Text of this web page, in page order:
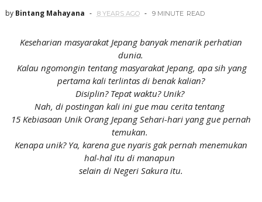
by Bintang Mahayana 8 YEARS AGO 9 MINUTE READ
Keseharian masyarakat Jepang banyak menarik perhatian
dunia.
Kalau ngomongin tentang masyarakat Jepang, apa sih yang
pertama kali terlintas di benak kalian?
Disiplin? Tepat waktu? Unik?
Nah, di postingan kali ini gue mau cerita tentang
15 Kebiasaan Unik Orang Jepang Sehari-hari yang gue pernah
temukan.
Kenapa unik? Ya, karena gue nyaris gak pernah menemukan
hal-hal itu di manapun
selain di Negeri Sakura itu.